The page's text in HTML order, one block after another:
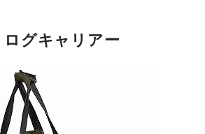
ログキャリアー